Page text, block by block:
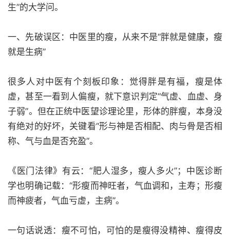
生”的大学问。
一、先破误区：中医里的瘦，从来不是“胖就是健康，瘦
就是生病”
很多人对中医有个刻板印象：觉得胖是有福，瘦是体
虚，甚至一看到人偏瘦，就下意识判定“气虚、血虚、身
子弱”。但在正统中医望诊理论里，形体的胖瘦，本身没
有绝对的好坏，关键看“形与神是否相配、肉与骨是否相
称、气与血是否充盈”。
《医门法律》有云：“肥人湿多，瘦人多火”；中医诊断
学也明确记载：“形瘦而神旺者，气血调和，主寿；形瘦
而神疲者，气血亏虚，主病”。
一句话说透：瘦不可怕，可怕的是瘦得没精神、瘦得皮